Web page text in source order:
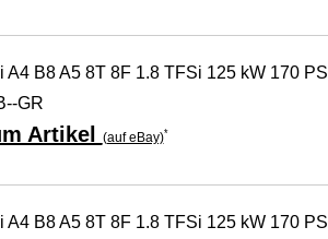
A4 B8 A5 8T 8F 1.8 TFSi 125 kW 170 PS
GR
Artikel (auf eBay)*
A4 B8 A5 8T 8F 1.8 TFSi 125 kW 170 PS